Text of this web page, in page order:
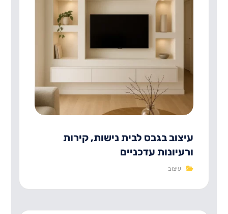
עיצוב בגבס לבית נישות, קירות
ורעיונות עדכניים
עיצוב